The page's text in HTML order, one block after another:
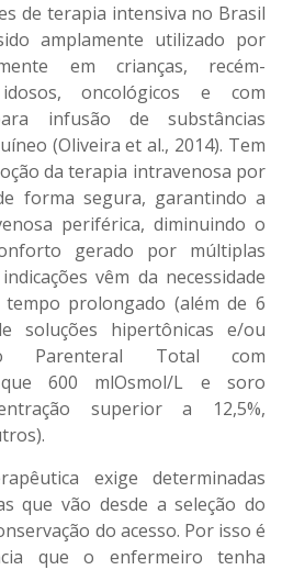
de terapia intensiva no Brasil
amplamente utilizado por
em crianças, recém-
oncológicos e com
infusão de substâncias
(Oliveira et al., 2014). Tem
da terapia intravenosa por
forma segura, garantindo a
periférica, diminuindo o
gerado por múltiplas
vêm da necessidade
prolongado (além de 6
soluções hipertônicas e/ou
Parenteral Total com
600 mlOsmol/L e soro
superior a 12,5%,
exige determinadas
que vão desde a seleção do
do acesso. Por isso é
que o enfermeiro tenha